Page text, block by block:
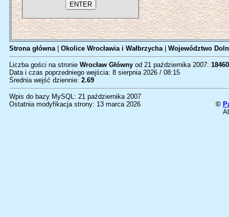
Strona główna| Okolice Wrocławia i Wałbrzycha| Województwo
Liczba gości na stronie Wrocław Główny od 21 października 2007: 18460
Data i czas poprzedniego wejścia: 8 sierpnia 2026 / 08:15
Średnia wejść dziennie: 2.69
Wpis do bazy MySQL: 21 października 2007
Ostatnia modyfikacja strony: 13 marca 2026
©